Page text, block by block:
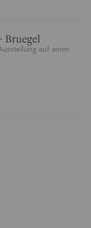
Bruegel
auf einen